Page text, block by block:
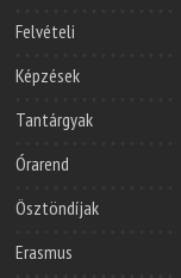
Felvételi
Képzések
Tantárgyak
Órarend
Ösztöndíjak
Erasmus